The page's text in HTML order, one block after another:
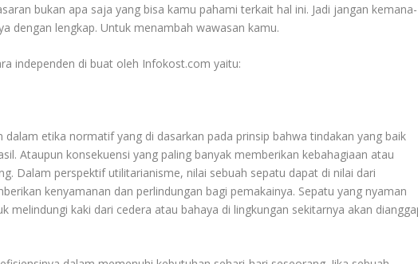
bukan apa saja yang bisa kamu pahami terkait hal ini. Jadi jangan kemana-
dengan lengkap. Untuk menambah wawasan kamu.
independen di buat oleh Infokost.com yaitu:
dalam etika normatif yang di dasarkan pada prinsip bahwa tindakan yang baik
Ataupun konsekuensi yang paling banyak memberikan kebahagiaan atau
Dalam perspektif utilitarianisme, nilai sebuah sepatu dapat di nilai dari
kenyamanan dan perlindungan bagi pemakainya. Sepatu yang nyaman
melindungi kaki dari cedera atau bahaya di lingkungan sekitarnya akan